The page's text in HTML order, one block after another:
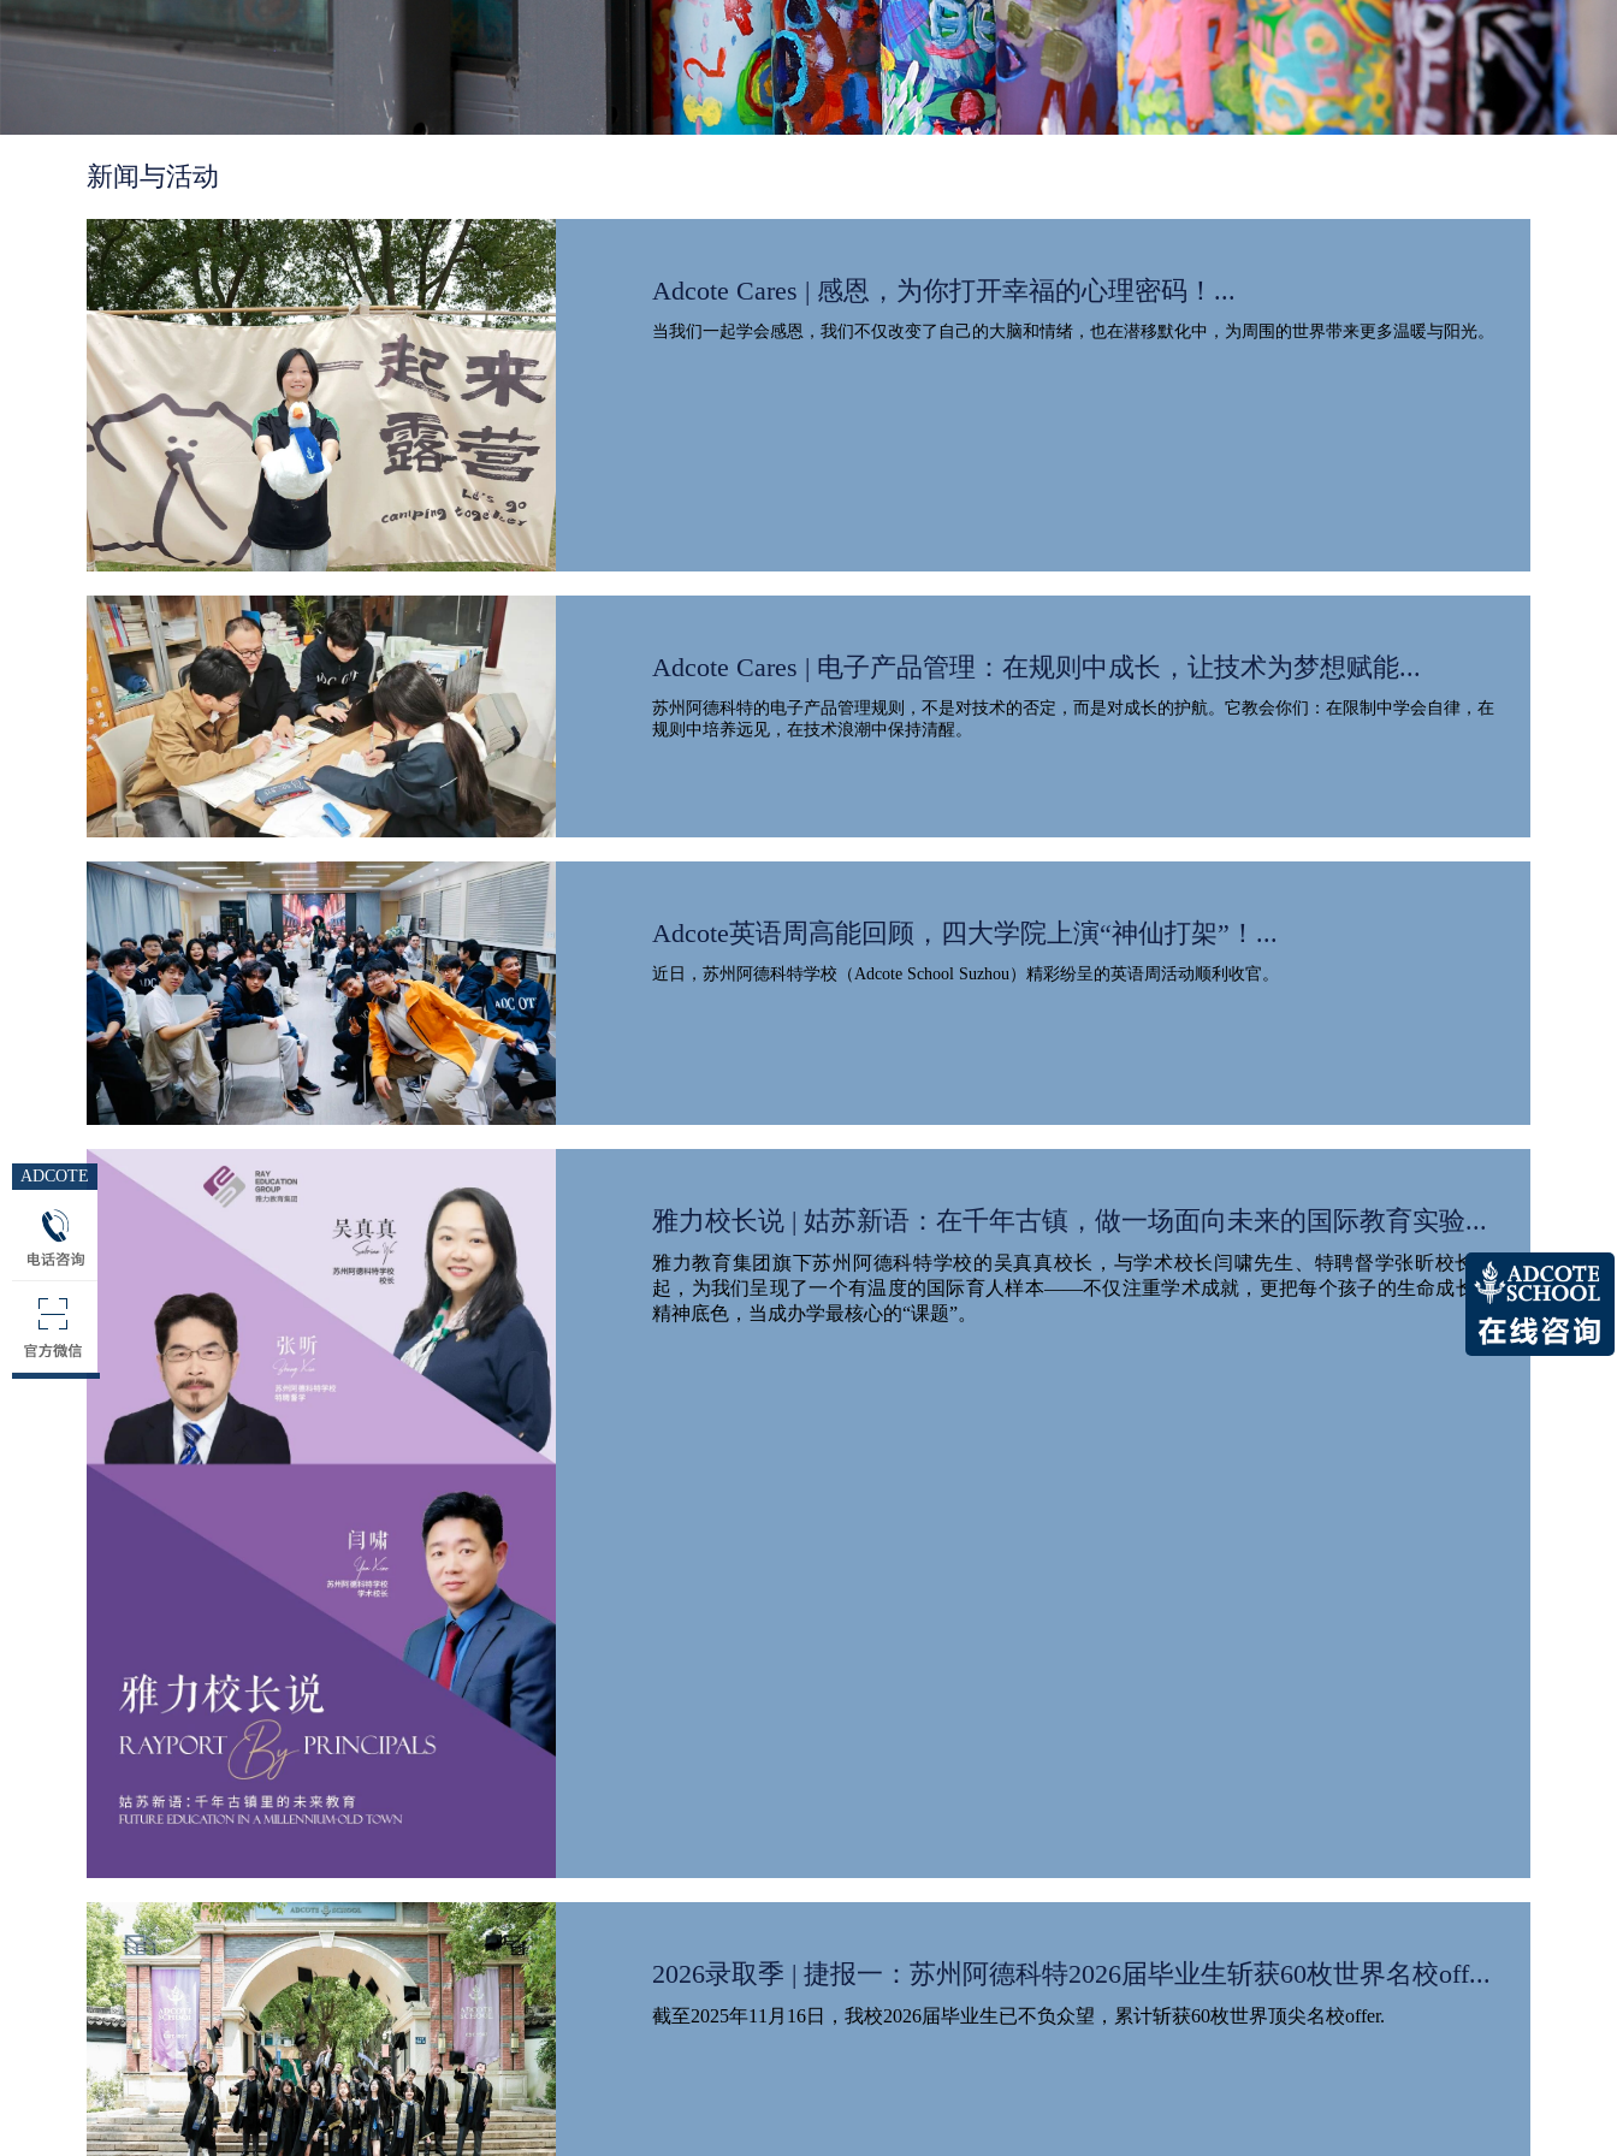
新闻与活动
Adcote Cares | 感恩，为你打开幸福的心理密码！...
当我们一起学会感恩，我们不仅改变了自己的大脑和情绪，也在潜移默化中，为周围的世界带来更多温暖与阳光。
Adcote Cares | 电子产品管理：在规则中成长，让技术为梦想赋能...
苏州阿德科特的电子产品管理规则，不是对技术的否定，而是对成长的护航。它教会你们：在限制中学会自律，在
规则中培养远见，在技术浪潮中保持清醒。
Adcote英语周高能回顾，四大学院上演“神仙打架”！...
近日，苏州阿德科特学校（Adcote School Suzhou）精彩纷呈的英语周活动顺利收官。
雅力校长说 | 姑苏新语：在千年古镇，做一场面向未来的国际教育实验...
雅力教育集团旗下苏州阿德科特学校的吴真真校长，与学术校长闫啸先生、特聘督学张昕校长一
起，为我们呈现了一个有温度的国际育人样本——不仅注重学术成就，更把每个孩子的生命成长与
精神底色，当成办学最核心的“课题”。
2026录取季 | 捷报一：苏州阿德科特2026届毕业生斩获60枚世界名校off...
截至2025年11月16日，我校2026届毕业生已不负众望，累计斩获60枚世界顶尖名校offer.
ADCOTE